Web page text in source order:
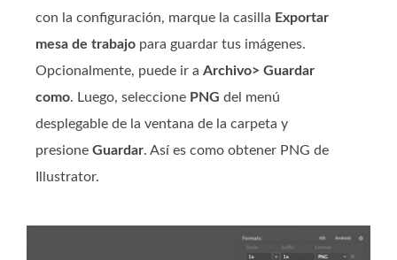
con la configuración, marque la casilla Exportar
mesa de trabajo para guardar tus imágenes.
Opcionalmente, puede ir a Archivo> Guardar
como. Luego, seleccione PNG del menú
desplegable de la ventana de la carpeta y
presione Guardar. Así es como obtener PNG de
Illustrator.